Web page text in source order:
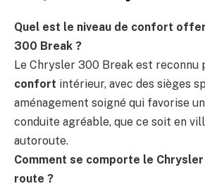
Quel est le niveau de confort
300 Break ?
Le Chrysler 300 Break est reconnu
confort intérieur, avec des sièges
aménagement soigné qui favorise
conduite agréable, que ce soit en
autoroute.
Comment se comporte le
route ?